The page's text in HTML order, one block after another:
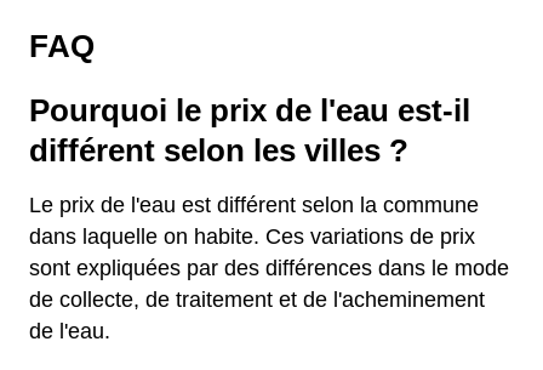
FAQ
Pourquoi le prix de l'eau est-il
différent selon les villes ?
Le prix de l'eau est différent selon la commune
dans laquelle on habite. Ces variations de prix
sont expliquées par des différences dans le mode
de collecte, de traitement et de l'acheminement
de l'eau.